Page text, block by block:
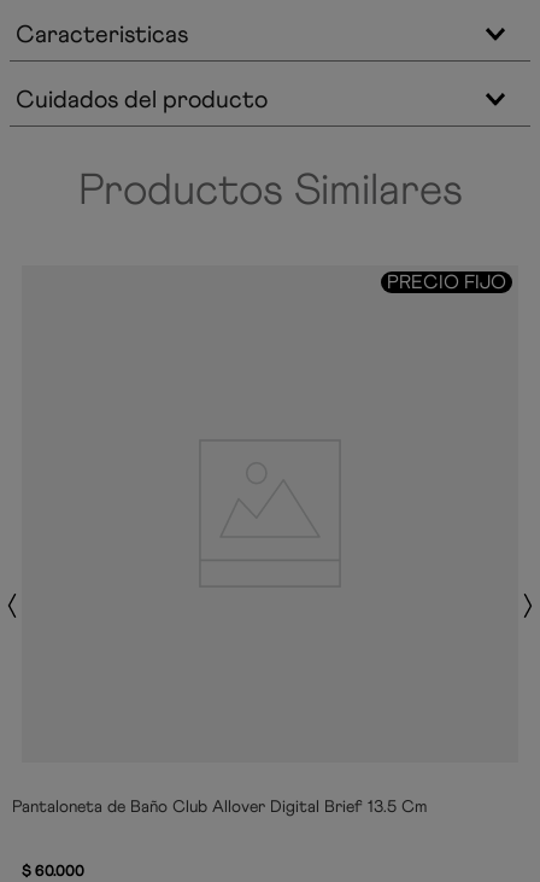
Caracteristicas
Cuidados del producto
Productos Similares
PRECIO FIJO
Pantaloneta de Baño Club Allover Digital Brief 13.5 Cm
$60.000